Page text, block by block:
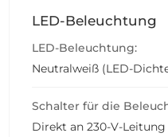
LED-Beleuchtung
LED-Beleuchtung:
Neutralweiß (LED-
Schalter für die
Direkt an 230-V-